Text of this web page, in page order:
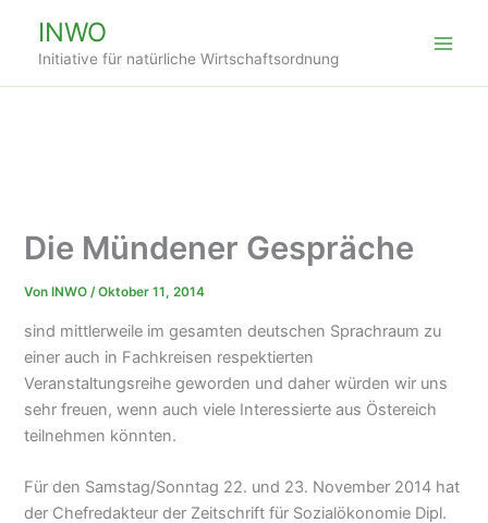
springen
INWO
Initiative für natürliche Wirtschaftsordnung
Die Mündener Gespräche
Von INWO/Oktober 11, 2014
sind mittlerweile im gesamten deutschen Sprachraum zu
einer auch in Fachkreisen respektierten
Veranstaltungsreihe geworden und daher würden wir uns
sehr freuen, wenn auch viele Interessierte aus Östereich
teilnehmen könnten.
Für den Samstag/Sonntag 22. und 23. November 2014 hat
der Chefredakteur der Zeitschrift für Sozialökonomie Dipl.